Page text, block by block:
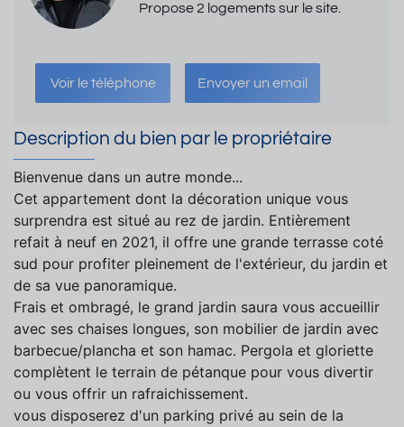
Propose 2 logements sur le site.
Voir le téléphone Envoyer un email
Description du bien par le propriétaire
Bienvenue dans un autre monde...
Cet appartement dont la décoration unique vous
surprendra est situé au rez de jardin. Entièrement
refait à neuf en 2021, il offre une grande terrasse coté
sud pour profiter pleinement de l'extérieur, du jardin et
de sa vue panoramique.
Frais et ombragé, le grand jardin saura vous accueillir
avec ses chaises longues, son mobilier de jardin avec
barbecue/plancha et son hamac. Pergola et gloriette
complètent le terrain de pétanque pour vous divertir
ou vous offrir un rafraichissement.
vous disposerez d'un parking privé au sein de la